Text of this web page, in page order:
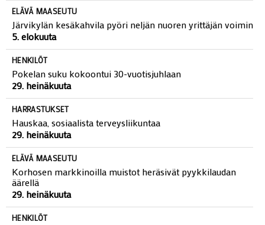
ELÄVÄ MAASEUTU
Järvikylän kesäkahvila pyöri neljän nuoren yrittäjän voimin
5. elokuuta
HENKILÖT
Pokelan suku kokoontui 30-vuotisjuhlaan
29. heinäkuuta
HARRASTUKSET
Hauskaa, sosiaalista terveysliikuntaa
29. heinäkuuta
ELÄVÄ MAASEUTU
Korhosen markkinoilla muistot heräsivät pyykkilaudan
äärellä
29. heinäkuuta
HENKILÖT